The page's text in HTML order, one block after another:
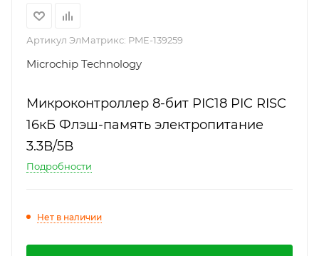
Артикул ЭлМатрикс: PME-139259
Microchip Technology
Микроконтроллер 8-бит PIC18 PIC RISC
16кБ Флэш-память электропитание
3.3В/5В
Подробности
Нет в наличии